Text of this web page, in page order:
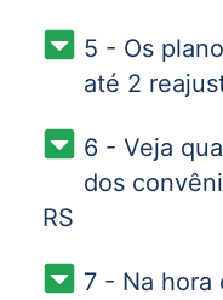
5 - Os
até 2
6 - Veja
dos
RS
7 - Na hora